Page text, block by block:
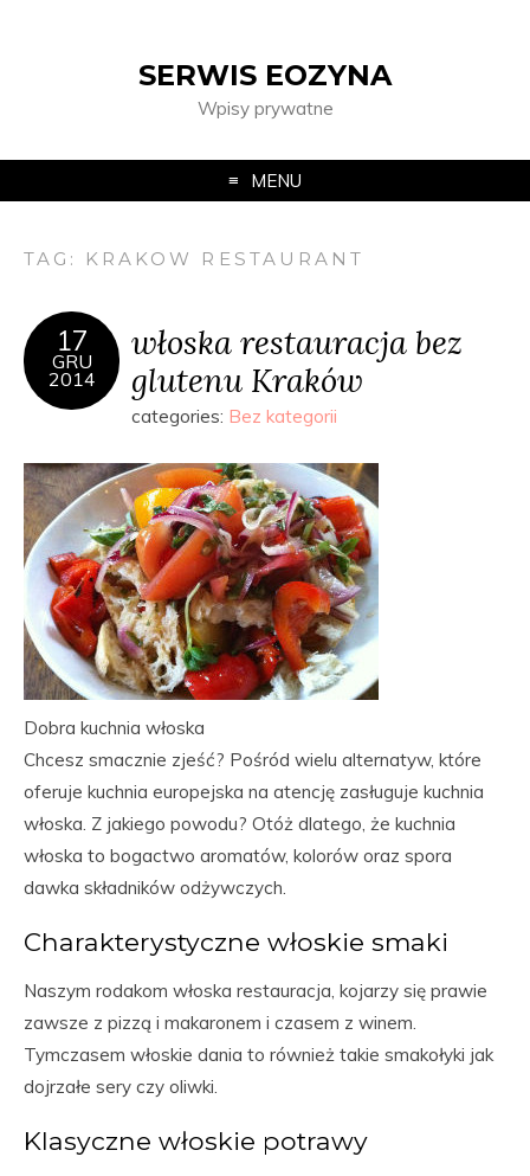
SERWIS EOZYNA
Wpisy prywatne
MENU
TAG: KRAKOW RESTAURANT
17
GRU
2014
włoska restauracja bez
glutenu Kraków
categories: Bez kategorii
Dobra kuchnia włoska
Chcesz smacznie zjeść? Pośród wielu alternatyw, które
oferuje kuchnia europejska na atencję zasługuje kuchnia
włoska. Z jakiego powodu? Otóż dlatego, że kuchnia
włoska to bogactwo aromatów, kolorów oraz spora
dawka składników odżywczych.
Charakterystyczne włoskie smaki
Naszym rodakom włoska restauracja, kojarzy się prawie
zawsze z pizzą i makaronem i czasem z winem.
Tymczasem włoskie dania to również takie smakołyki jak
dojrzałe sery czy oliwki.
Klasyczne włoskie potrawy